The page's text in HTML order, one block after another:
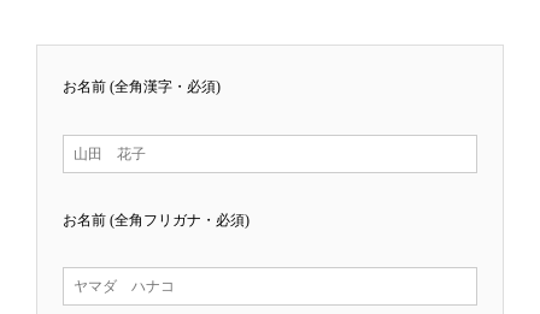
お名前 (全角漢字・必須)
お名前 (全角フリガナ・必須)